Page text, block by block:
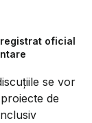
oficial
se vor
de